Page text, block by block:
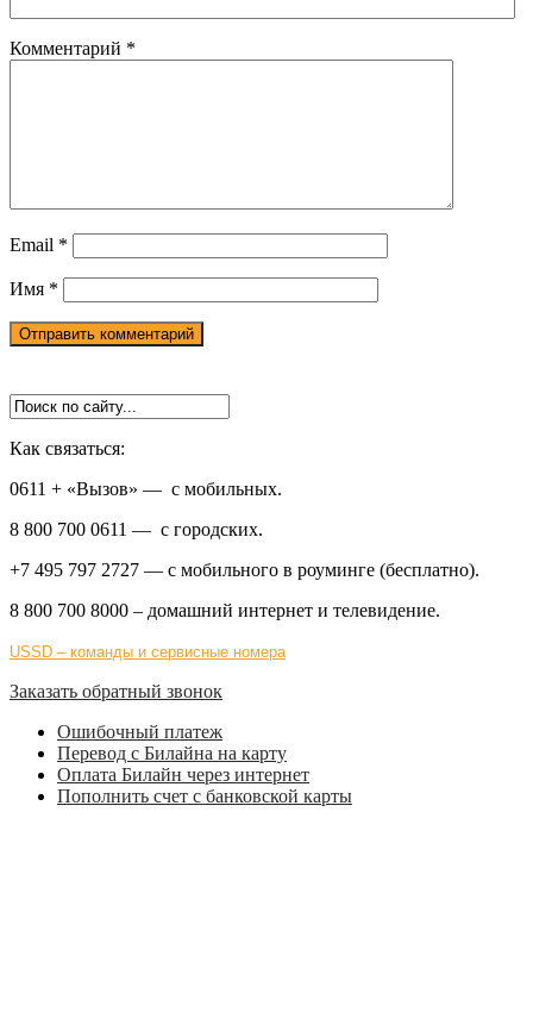
Комментарий *
Email *
Имя *
Как связаться:
0611 + «Вызов» — с мобильных.
8 800 700 0611 — с городских.
+7 495 797 2727 — с мобильного в роуминге (бесплатно).
8 800 700 8000 – домашний интернет и телевидение.
USSD – команды и сервисные номера
Заказать обратный звонок
Ошибочный платеж
Перевод с Билайна на карту
Оплата Билайн через интернет
Пополнить счет с банковской карты